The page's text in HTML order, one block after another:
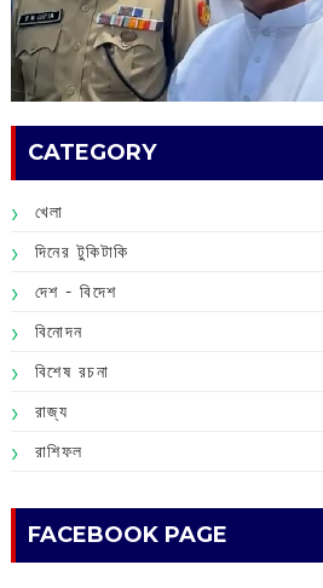
CATEGORY
খেলা
দিনের টুকিটাকি
দেশ - বিদেশ
বিনোদন
বিশেষ রচনা
রাজ্য
রাশিফল
FACEBOOK PAGE